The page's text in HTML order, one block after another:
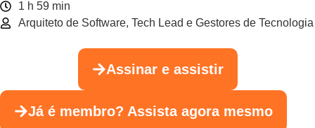
1 h 59 min
Arquiteto de Software, Tech Lead e Gestores de Tecnologia
Assinar e assistir
Já é membro? Assista agora mesmo